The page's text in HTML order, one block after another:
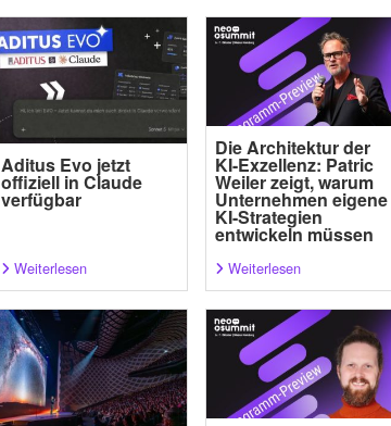
Aditus Evo jetzt
offiziell in Claude
verfügbar
Weiterlesen
Die Architektur der
KI-Exzellenz: Patric
Weiler zeigt, warum
Unternehmen eigene
KI-Strategien
entwickeln müssen
Weiterlesen